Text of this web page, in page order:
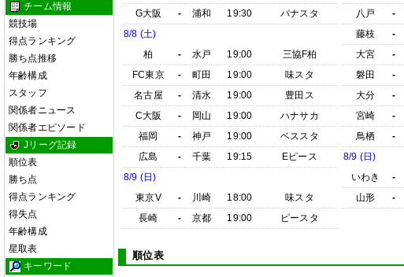
チーム情報
競技場
得点ランキング
勝ち点推移
年齢構成
スタッフ
関係者ニュース
関係者エピソード
Jリーグ記録
順位表
勝ち点
得点ランキング
得失点
年齢構成
星取表
キーワード
G大阪
- 浦和 19:30
パナスタ
8/8 (土)
柏
- 水戸 19:00
三協F柏
FC東京
- 町田 19:00
味スタ
名古屋
- 清水 19:00
豊田ス
C大阪
- 岡山 19:00
ハナサカ
福岡
- 神戸 19:00
ベススタ
広島
- 千葉 19:15
Eピース
8/9 (日)
東京V
- 川崎 18:00
味スタ
長崎
- 京都 19:00 ピースタ
八戸
-
藤枝
-
大宮
-
磐田
-
大分
-
宮崎
-
鳥栖
-
8/9 (日)
いわき
-
山形
-
順位表